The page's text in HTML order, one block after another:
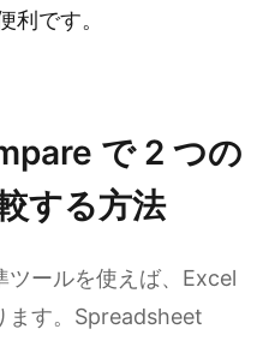
利です。
で 2 つの
する方法
ツールを使えば、Excel
ます。Spreadsheet